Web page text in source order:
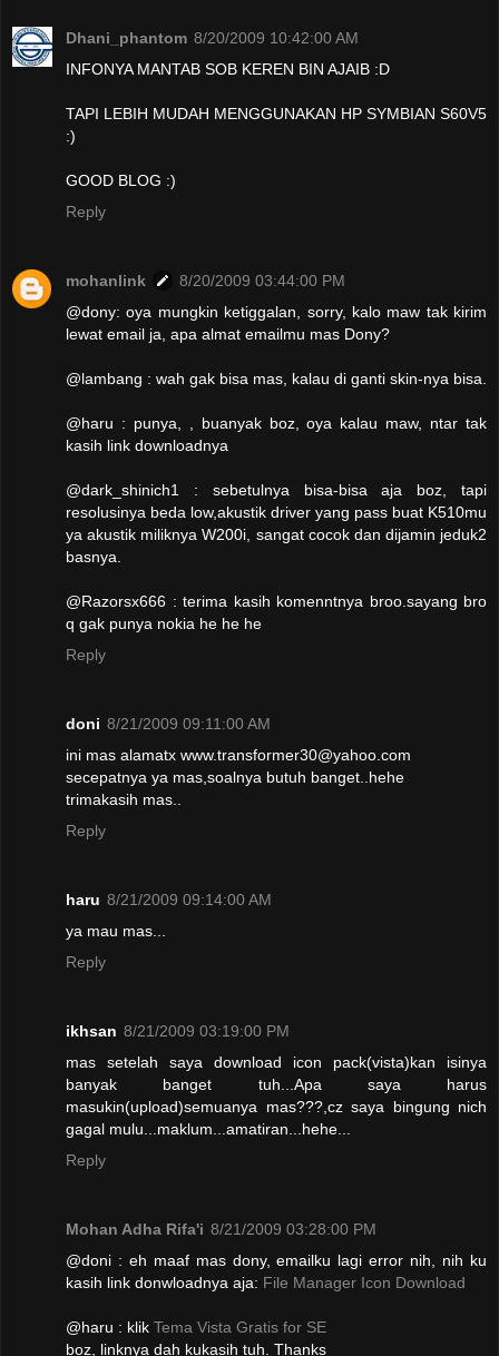
Dhani_phantom 8/20/2009 10:42:00 AM
INFONYA MANTAB SOB KEREN BIN AJAIB :D
TAPI LEBIH MUDAH MENGGUNAKAN HP SYMBIAN S60V5
:)
GOOD BLOG :)
Reply
mohanlink
8/20/2009 03:44:00 PM
@dony: oya mungkin ketiggalan, sorry, kalo maw tak kirim
lewat email ja, apa almat emailmu mas Dony?
@lambang : wah gak bisa mas, kalau di ganti skin-nya bisa.
@haru : punya, , buanyak boz, oya kalau maw, ntar tak
kasih link downloadnya
@dark_shinich1 : sebetulnya bisa-bisa aja boz, tapi
resolusinya beda low,akustik driver yang pass buat K510mu
ya akustik miliknya W200i, sangat cocok dan dijamin jeduk2
basnya.
@Razorsx666 : terima kasih komenntnya broo.sayang bro
q gak punya nokia he he he
Reply
doni 8/21/2009 09:11:00 AM
ini mas alamatx www.transformer30@yahoo.com
secepatnya ya mas,soalnya butuh banget..hehe
trimakasih mas..
Reply
haru 8/21/2009 09:14:00 AM
ya mau mas...
Reply
ikhsan 8/21/2009 03:19:00 PM
mas setelah saya download icon pack(vista)kan isinya
banyak banget tuh...Apa saya harus
masukin(upload)semuanya mas???,cz saya bingung nich
gagal mulu...maklum...amatiran...hehe...
Reply
Mohan Adha Rifa'i 8/21/2009 03:28:00 PM
@doni : eh maaf mas dony, emailku lagi error nih, nih ku
kasih link donwloadnya aja: File Manager Icon Download
@haru : klik Tema Vista Gratis for SE
boz, linknya dah kukasih tuh. Thanks